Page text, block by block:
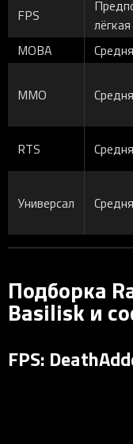
FPS
лёгкая
MOBA
MMO
RTS
Универсал
Подборка
Basilisk и
FPS: